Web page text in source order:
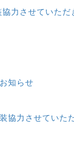
力させていただ
知らせ
協力させていた